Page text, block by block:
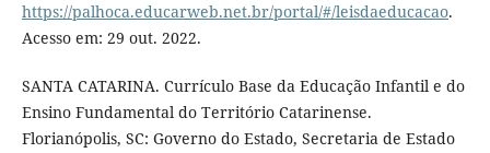
https://palhoca.educarweb.net.br/portal/#/leisdaeducacao.
Acesso em: 29 out. 2022.
SANTA CATARINA. Currículo Base da Educação Infantil e do
Ensino Fundamental do Território Catarinense.
Florianópolis, SC: Governo do Estado, Secretaria de Estado